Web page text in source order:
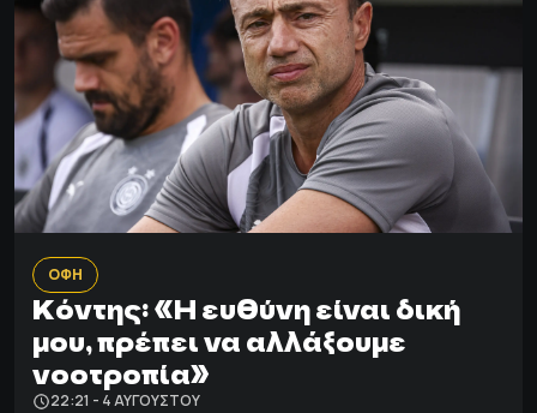
ΟΦΗ
Κόντης: «Η ευθύνη είναι δική
μου, πρέπει να αλλάξουμε
νοοτροπία»
22:21 - 4 ΑΥΓΟΎΣΤΟΥ